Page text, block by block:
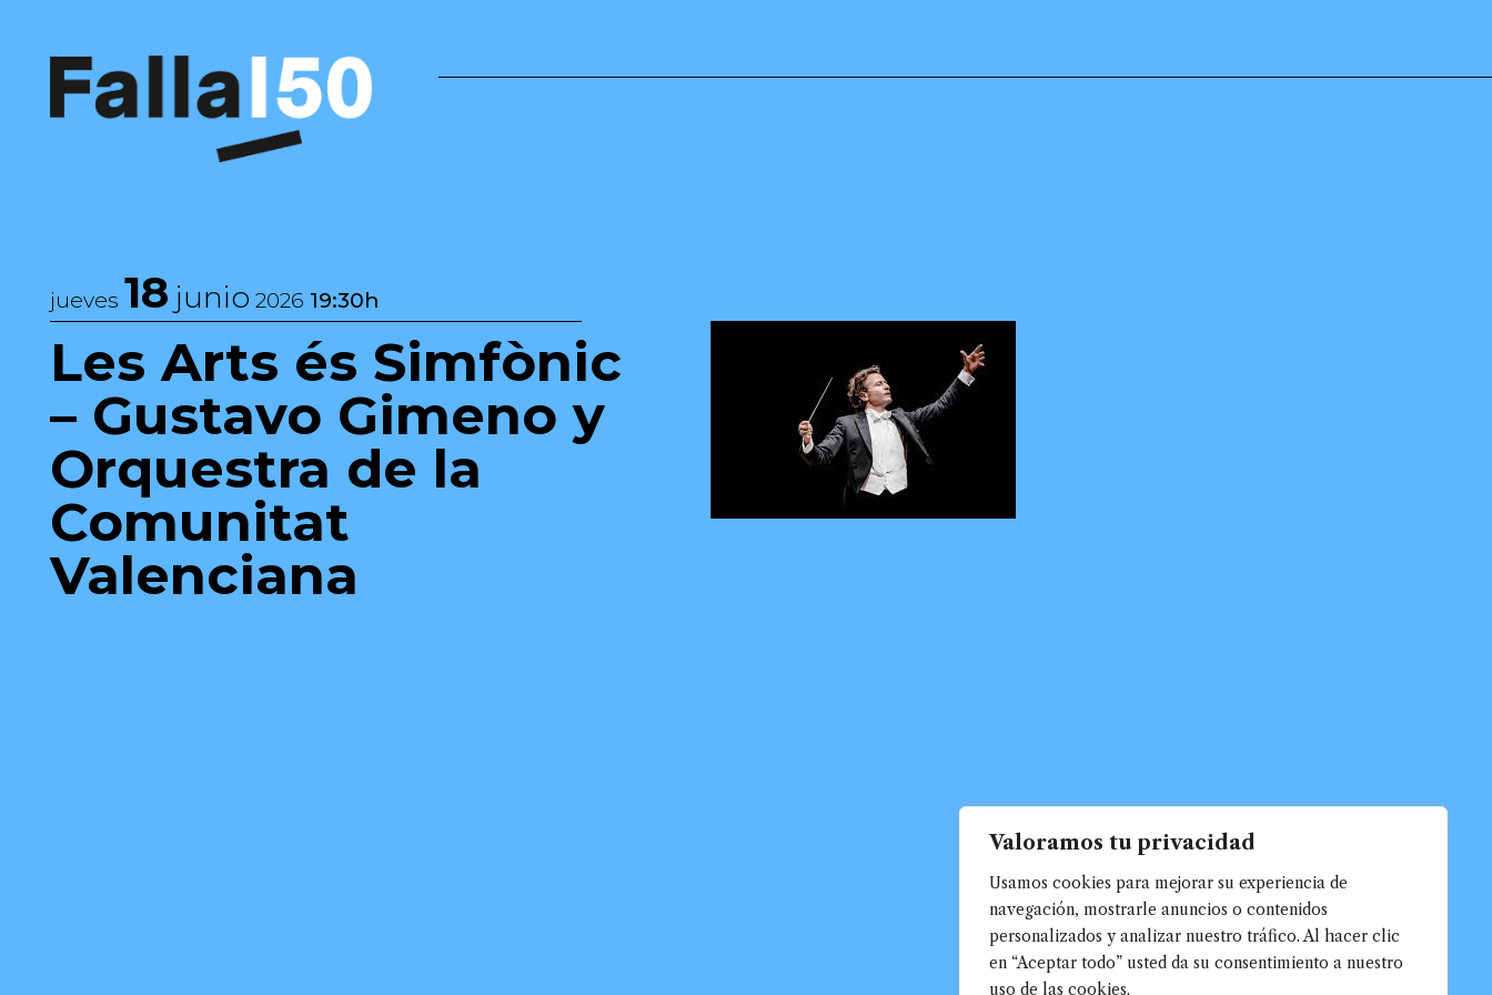
Valoramos tu privacidad
Usamos cookies para mejorar su experiencia de
navegación, mostrarle anuncios o contenidos
personalizados y analizar nuestro tráfico. Al hacer clic
en “Aceptar todo” usted da su consentimiento a nuestro
uso de las cookies.
Navegación principal
jueves 18 junio 2026 19:30h
Les Arts és Simfònic
– Gustavo Gimeno y
Orquestra de la
Comunitat
Valenciana